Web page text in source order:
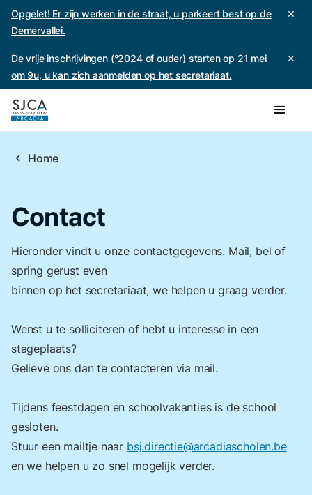
Opgelet! Er zijn werken in de straat, u parkeert best op de
Demervallei.
✕
De vrije inschrijvingen (°2024 of ouder) starten op 21 mei
om 9u, u kan zich aanmelden op het secretariaat.
✕
chevron_left Home
Contact
Hieronder vindt u onze contactgegevens. Mail, bel of
spring gerust even
binnen op het secretariaat, we helpen u graag verder.
Wenst u te solliciteren of hebt u interesse in een
stageplaats?
Gelieve ons dan te contacteren via mail.
Tijdens feestdagen en schoolvakanties is de school
gesloten.
Stuur een mailtje naar bsj.directie@arcadiascholen.be
en we helpen u zo snel mogelijk verder.